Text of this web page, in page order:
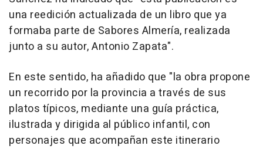
una reedición actualizada de un libro que ya
formaba parte de Sabores Almería, realizada
junto a su autor, Antonio Zapata".
En este sentido, ha añadido que "la obra propone
un recorrido por la provincia a través de sus
platos típicos, mediante una guía práctica,
ilustrada y dirigida al público infantil, con
personajes que acompañan este itinerario